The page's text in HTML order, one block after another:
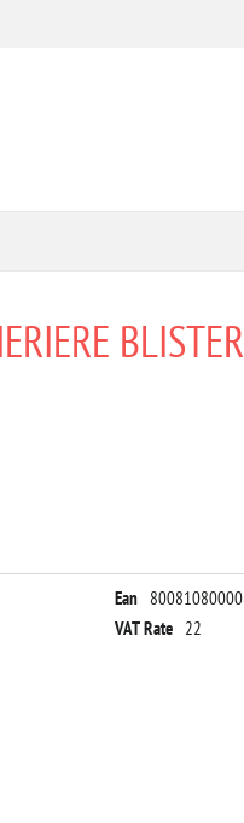
BLISTER
Ean
VAT Rate 22